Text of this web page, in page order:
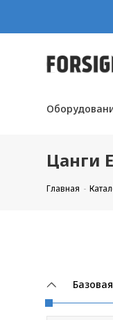
Цанги
Главная